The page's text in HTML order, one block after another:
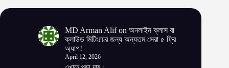
MD Arman Alifon অনলাইন ক্লাস বা
ক্লাউড মিটিংয়ের জন্য অন্যতম সেরা ৫ ফ্রি
অ্যাপ!
April 12, 2026